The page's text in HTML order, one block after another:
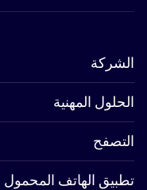
الشركة
الحلول المهنية
التصفح
تطبيق الهاتف المحمول